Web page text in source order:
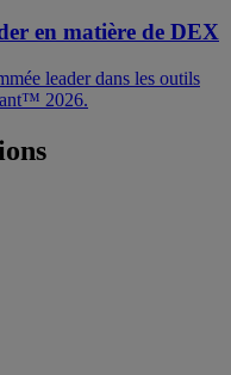
en matière de DEX
leader dans les outils
2026.